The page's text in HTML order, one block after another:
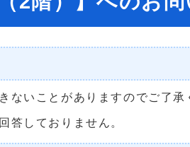
ないことがありますのでご了承
答しておりません。